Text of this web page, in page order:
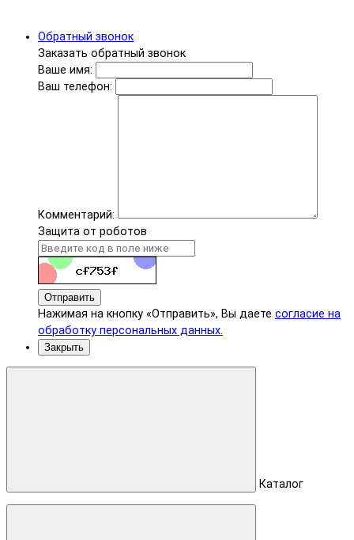
Обратный звонок
Заказать обратный звонок
Ваше имя:
Ваш телефон:
Комментарий:
Защита от роботов
Отправить
Нажимая на кнопку «Отправить», Вы даете согласие на
обработку персональных данных.
Закрыть
Каталог